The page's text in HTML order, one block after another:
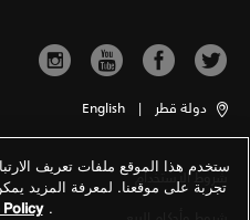
دولة قطر |
English
شروط الاستخدام
ستخدم هذا الموقع ملفات تعريف
تجربة على موقعنا. لمعرفة المزيد
.